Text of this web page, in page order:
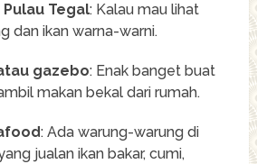
Tegal: Kalau mau lihat
dan ikan warna-warni.
gazebo: Enak banget buat
makan bekal dari rumah.
: Ada warung-warung di
jualan ikan bakar, cumi,